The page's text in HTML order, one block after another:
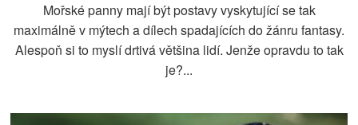
Mořské panny mají být postavy vyskytující se tak
maximálně v mýtech a dílech spadajících do žánru fantasy.
Alespoň si to myslí drtivá většina lidí. Jenže opravdu to tak
je?...